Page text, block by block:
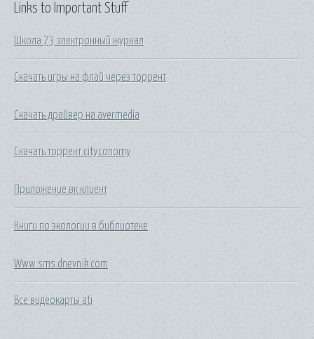
Links to Important Stuff
Школа 73 электронный журнал
Скачать игры на флай через торрент
Скачать драйвер на avermedia
Скачать торрент cityconomy
Приложение вк клиент
Книги по экологии в библиотеке
Www sms dnevnik com
Все видеокарты ati